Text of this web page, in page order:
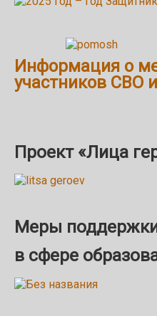
Информация о
участников СВО
Проект «Лица
Меры
в сфере